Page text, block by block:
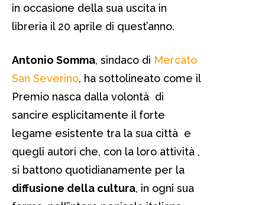
in occasione della sua uscita in
libreria il 20 aprile di quest’anno.
Antonio Somma, sindaco di Mercato
San Severino, ha sottolineato come il
Premio nasca dalla volontà di
sancire esplicitamente il forte
legame esistente tra la sua città e
quegli autori che, con la loro attività ,
si battono quotidianamente per la
diffusione della cultura, in ogni sua